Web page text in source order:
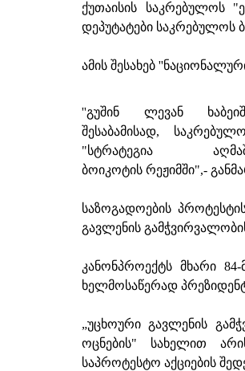
ქუთაისის საკრებულოს
დეპუტატები საკრებულოს
ამის შესახებ
''გუშინ ლევან
შესაბამისად,
"სტრატეგია
ბოიკოტის რეჟიმში",-
საზოგადოების
გავლენის
კანონპროექტს მხარი
ხელმოსაწერად
„უცხოური გავლენის
ოცნების" სახელით
საპროტესტო აქციების